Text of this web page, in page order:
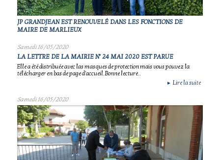
JP GRANDJEAN EST RENOUVELÉ DANS LES FONCTIONS DE
MAIRE DE MARLIEUX
Samedi 16/05/2020
LA LETTRE DE LA MAIRIE N° 24 MAI 2020 EST PARUE
Elle a été distribuée avec las masques de protection mais vous pouvez la
télécharger en bas de page d'accueil.Bonne lecture..
► Lire la suite
Samedi 16/05/2020